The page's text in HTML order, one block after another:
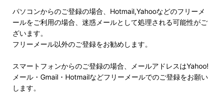
パソコンからのご登録の場合、Hotmail,Yahooなどのフリーメ
ールをご利用の場合、迷惑メールとして処理される可能性がご
ざいます。
フリーメール以外のご登録をお勧めします。
スマートフォンからのご登録の場合、メールアドレスはYahoo!
メール・Gmail・Hotmailなどフリーメールでのご登録をお願い
します。